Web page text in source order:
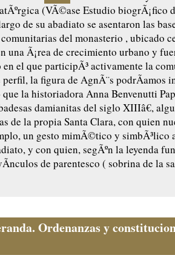
(VÃ©ase Estudio biogrÃ¡fico
de su abadiato se asentaron las
del monasterio , ubicado
una Ã¡rea de crecimiento urbano y
en el que participÃ³ activamente la
perfil, la figura de AgnÃ¨s podrÃ­amos
la historiadora Anna Benvenutti
damianitas del siglo XIIIâ€,
de la propia Santa Clara, con quien
un gesto mimÃ©tico y simbÃ³lico
y con quien, segÃºn la leyenda
de parentesco ( sobrina de la
Ordenanzas y